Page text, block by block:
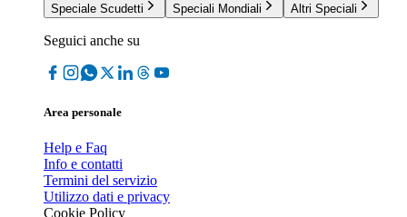
Speciale Scudetti
Speciali Mondiali Altri Speciali
Seguici anche su
Area personale
Help e Faq
Info e contatti
Termini del servizio
Utilizzo dati e privacy
Cookie Policy